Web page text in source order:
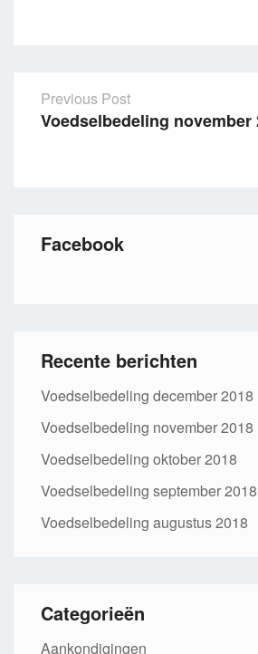
Post
Previous Post
Voedselbedeling november
Facebook
Recente berichten
Voedselbedeling december 2018
Voedselbedeling november 2018
Voedselbedeling oktober 2018
Voedselbedeling september 2018
Voedselbedeling augustus 2018
Categorieën
Aankondigingen